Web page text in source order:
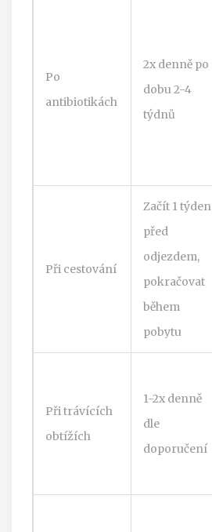
Po
antibiotikách
2x denně po
dobu 2-4
týdnů
Při cestování
Začít 1 týden
před
odjezdem,
pokračovat
během
pobytu
Při trávících
obtížích
1-2x denně
dle
doporučení